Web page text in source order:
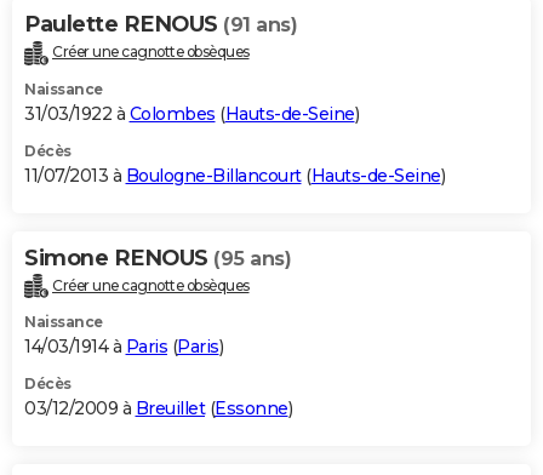
Paulette RENOUS (91 ans)
Créer une cagnotte obsèques
Naissance
31/03/1922 à Colombes (Hauts-de-Seine)
Décès
11/07/2013 à Boulogne-Billancourt(Hauts-de-Seine)
Simone RENOUS (95 ans)
Créer une cagnotte obsèques
Naissance
14/03/1914 à Paris (Paris)
Décès
03/12/2009 à Breuillet(Essonne)